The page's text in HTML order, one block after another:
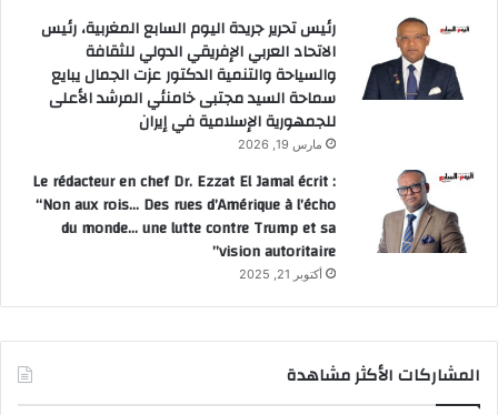
رئيس تحرير جريدة اليوم السابع المغربية، رئيس
الاتحاد العربي الإفريقي الدولي للثقافة
والسياحة والتنمية الدكتور عزت الجمال يبايع
سماحة السيد مجتبى خامنئي المرشد الأعلى
للجمهورية الإسلامية في إيران
مارس 19, 2026
Le rédacteur en chef Dr. Ezzat El Jamal écrit :
“Non aux rois… Des rues d’Amérique à l’écho
du monde… une lutte contre Trump et sa
vision autoritaire”
أكتوبر 21, 2025
المشاركات الأكثر مشاهدة